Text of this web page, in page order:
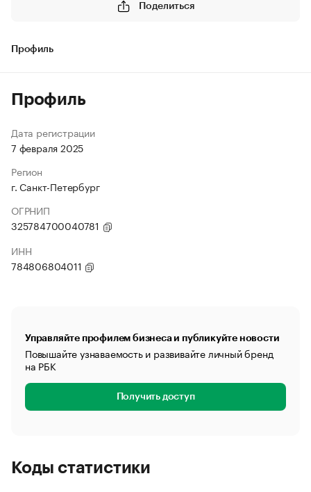
Поделиться
Профиль
Профиль
Дата регистрации
7 февраля 2025
Регион
г. Санкт-Петербург
ОГРНИП
325784700040781
ИНН
784806804011
Управляйте профилем бизнеса и публикуйте новости
Повышайте узнаваемость и развивайте личный бренд
на РБК
Получить доступ
Коды статистики